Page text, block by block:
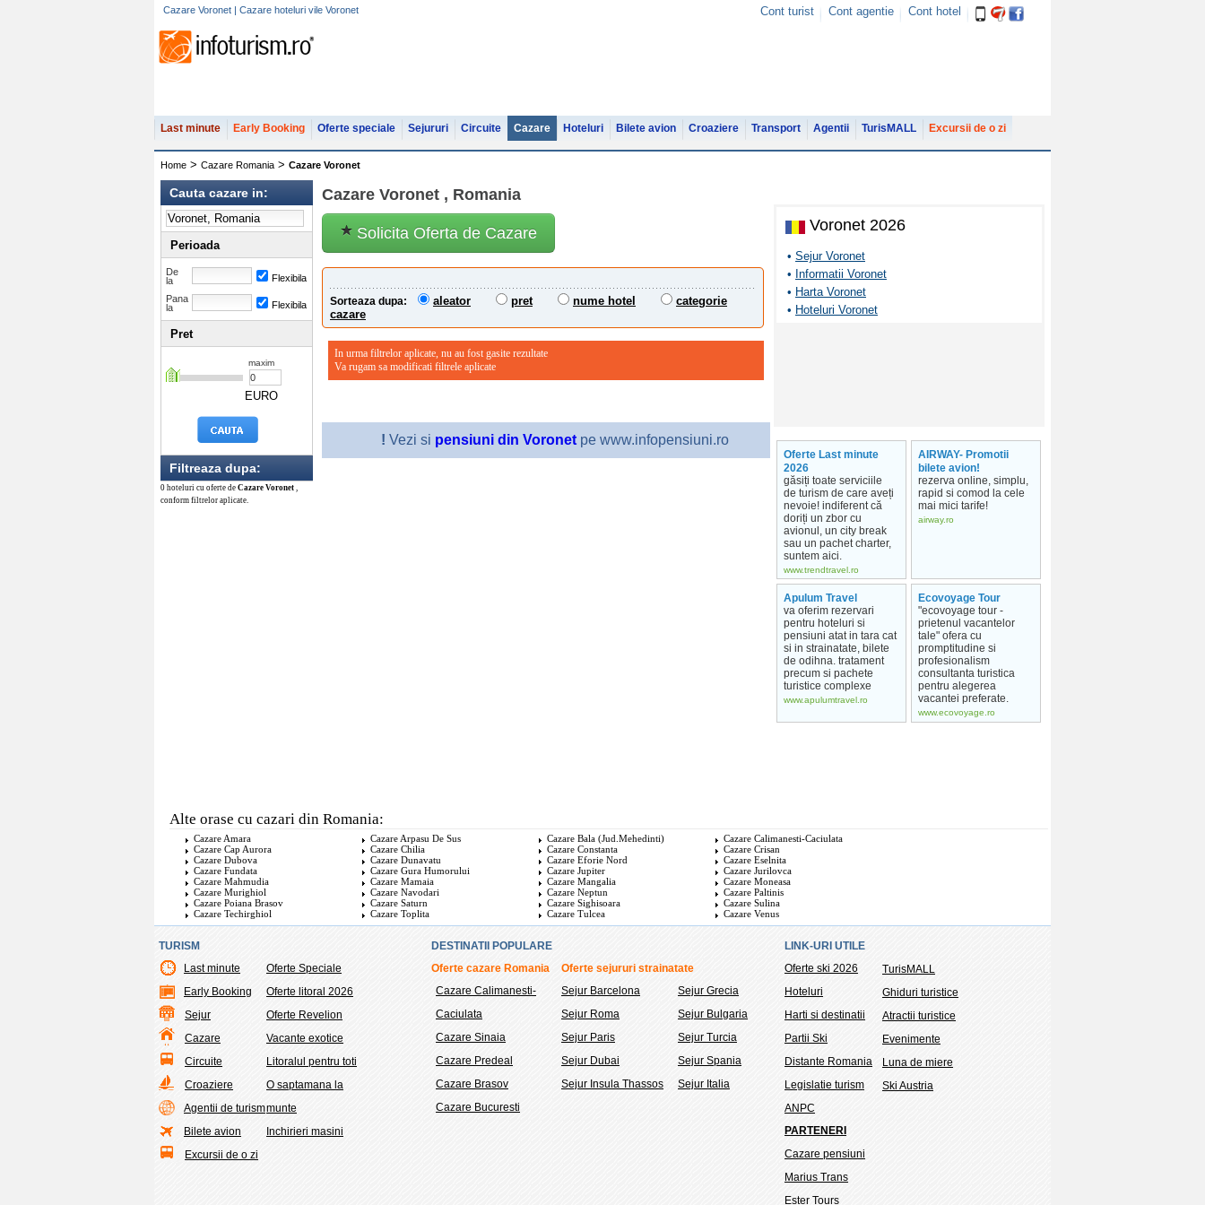
Cazare Voronet | Cazare hoteluri vile Voronet Cont turist Cont agentie Cont hotel
Last minute Early Booking Oferte speciale Sejururi Circuite Cazare Hoteluri Bilete avion Croaziere Transport Agentii TurisMALL Excursii de o zi
Home > Cazare Romania > Cazare Voronet
Cauta cazare in:
Perioada
De
la
Flexibila
Pana
la
Flexibila
Pret
maxim
EURO
Filtreaza dupa:
0 hoteluri cu oferte de Cazare Voronet ,
conform filtrelor aplicate.
Cazare Voronet , Romania
Solicita Oferta de Cazare
Sorteaza dupa: aleator pret nume hotel
categorie
cazare
In urma filtrelor aplicate, nu au fost gasite rezultate
Va rugam sa modificati filtrele aplicate
! Vezi si pensiuni din Voronet pe www.infopensiuni.ro
Voronet 2026
• Sejur Voronet
• Informatii Voronet
• Harta Voronet
• Hoteluri Voronet
Oferte Last minute
2026
găsiți toate serviciile
de turism de care aveți
nevoie! indiferent că
doriți un zbor cu
avionul, un city break
sau un pachet charter,
suntem aici.
www.trendtravel.ro
AIRWAY- Promotii
bilete avion!
rezerva online, simplu,
rapid si comod la cele
mai mici tarife!
airway.ro
Apulum Travel
va oferim rezervari
pentru hoteluri si
pensiuni atat in tara cat
si in strainatate, bilete
de odihna. tratament
precum si pachete
turistice complexe
www.apulumtravel.ro
Ecovoyage Tour
"ecovoyage tour -
prietenul vacantelor
tale" ofera cu
promptitudine si
profesionalism
consultanta turistica
pentru alegerea
vacantei preferate.
www.ecovoyage.ro
Alte orase cu cazari din Romania:
Cazare Amara Cazare Arpasu De Sus Cazare Bala (jud.Mehedinti)
Cazare Calimanesti-Caciulata
Cazare Cap Aurora
Cazare Chilia Cazare Constanta
Cazare Crisan
Cazare Dubova
Cazare Dunavatu Cazare Eforie Nord
Cazare Eselnita
Cazare Fundata
Cazare Gura Humorului Cazare Jupiter
Cazare Jurilovca
Cazare Mahmudia
Cazare Mamaia Cazare Mangalia
Cazare Moneasa
Cazare Murighiol
Cazare Navodari Cazare Neptun
Cazare Paltinis
Cazare Poiana Brasov
Cazare Saturn Cazare Sighisoara
Cazare Sulina
Cazare Techirghiol
Cazare Toplita Cazare Tulcea Cazare Venus
TURISM
Last minute
Early Booking
Sejur
Cazare
Circuite
Croaziere
Agentii de turism
Bilete avion
Excursii de o zi
Oferte Speciale
Oferte litoral 2026
Oferte Revelion
Vacante exotice
Litoralul pentru toti
O saptamana la
munte
Inchirieri masini
DESTINATII POPULARE
Oferte cazare Romania
Oferte sejururi strainatate
Cazare Calimanesti-
Caciulata
Cazare Sinaia
Cazare Predeal
Cazare Brasov
Cazare Bucuresti
Sejur Barcelona
Sejur Roma
Sejur Paris
Sejur Dubai
Sejur Insula Thassos
Sejur Grecia
Sejur Bulgaria
Sejur Turcia
Sejur Spania
Sejur Italia
LINK-URI UTILE
Oferte ski 2026
Hoteluri
Harti si destinatii
Partii Ski
Distante Romania
Legislatie turism
ANPC
TurisMALL
Ghiduri turistice
Atractii turistice
Evenimente
Luna de miere
Ski Austria
PARTENERI
Cazare pensiuni
Marius Trans
Ester Tours